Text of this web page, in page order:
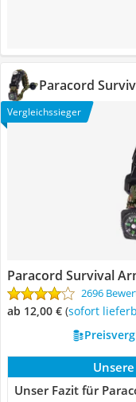
Paracord
Vergleichssieger
Paracord Survival
2696
ab 12,00 € ( Sofort
Unser Fazit für